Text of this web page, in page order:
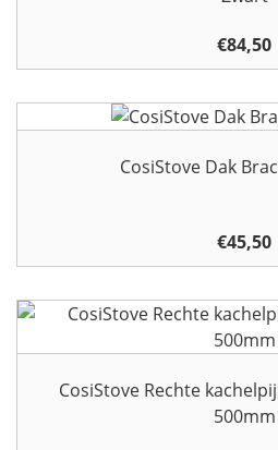
€84,50
CosiStove Dak
€45,50
CosiStove Rechte
500mm